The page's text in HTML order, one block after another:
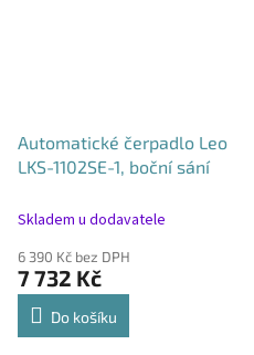
Automatické čerpadlo Leo
LKS-1102SE-1, boční sání
Skladem u dodavatele
6 390 Kč bez DPH
7 732 Kč
Do košíku